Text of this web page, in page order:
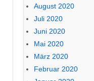
August 2020
Juli 2020
Juni 2020
Mai 2020
März 2020
Februar 2020